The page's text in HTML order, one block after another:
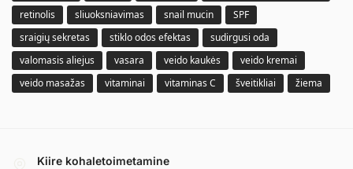
retinolis
sliuoksniavimas snail mucin
SPF
sraigių sekretas
stiklo odos efektas
sudirgusi oda
valomasis aliejus
vasara veido kaukės
veido kremai
veido masažas
vitaminai vitaminas C šveitikliai žiema
Kiire kohaletoimetamine